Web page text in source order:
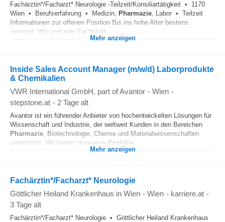
Fachärztin*/Facharzt* Neurologie -Teilzeit/Konsiliartätigkeit • 1170
Wien • Berufserfahrung • Medizin, Pharmazie, Labor • Teilzeit
Informationen zur offenen Position Bis ins hohe Alter bestens
versorgt. Wir sind eine Fachklinik...
Mehr anzeigen
Inside Sales Account Manager (m/w/d) Laborprodukte
& Chemikalien
VWR International GmbH, part of Avantor - Wien -
stepstone.at - 2 Tage alt
Avantor ist ein führender Anbieter von hochentwickelten Lösungen für
Wissenschaft und Industrie, der weltweit Kunden in den Bereichen
Pharmazie, Biotechnologie, Chemie und Materialwissenschaften
unterstützt. Wir bieten innovative Produkte...
Mehr anzeigen
Fachärztin*/Facharzt* Neurologie
Göttlicher Heiland Krankenhaus in Wien - Wien - karriere.at -
3 Tage alt
Fachärztin*/Facharzt* Neurologie • Göttlicher Heiland Krankenhaus